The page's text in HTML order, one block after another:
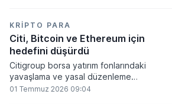
KRIPTO PARA
Citi, Bitcoin ve Ethereum için
hedefini düşürdü
Citigroup borsa yatırım fonlarındaki
yavaşlama ve yasal düzenleme
beklentilerinin zayıflaması üzerine kripto
01 Temmuz 2026 09:04